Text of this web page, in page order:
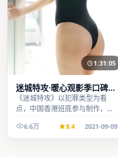
1:31:05
迷城特攻·暖心观影季口碑发
酵持续升温
《迷城特攻》以犯罪类型为看
点，中国香港班底参与制作，叙
段观看。
6.6万 8.4 2021-09-09